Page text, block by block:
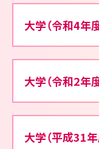
大学（令和4年
大学（令和2年
大学（平成31